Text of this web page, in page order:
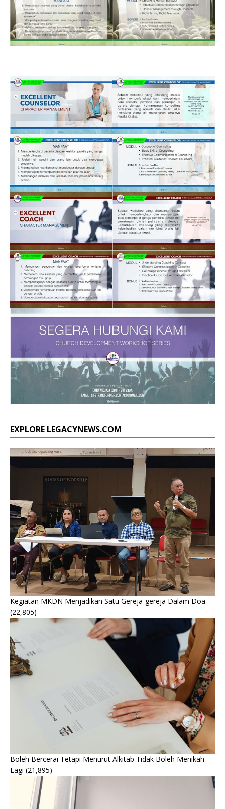
EXPLORE LEGACYNEWS.COM
Kegiatan MKDN Menjadikan Satu Gereja-gereja Dalam Doa
(22,805)
Boleh Bercerai Tetapi Menurut Alkitab Tidak Boleh Menikah
Lagi (21,895)